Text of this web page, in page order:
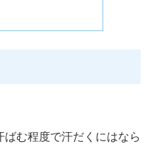
ばむ程度で汗だくにはなら